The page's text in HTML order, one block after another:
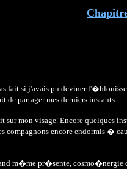
fait si j'avais pu deviner
partager mes derniers instants.
mon visage. Encore quelques
encore endormis �
m�me pr�sente,